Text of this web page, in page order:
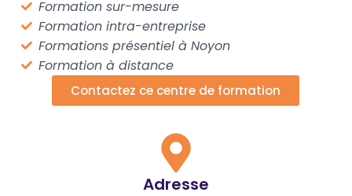
Formation sur-mesure
Formation intra-entreprise
Formations présentiel à Noyon
Formation à distance
Contactez ce centre de formation
Adresse